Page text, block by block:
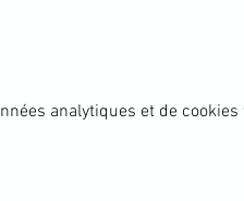
analytiques et de